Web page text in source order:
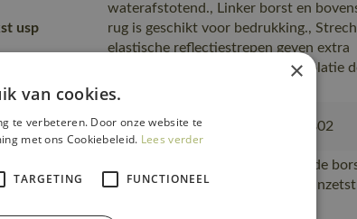
usp
waterafstotend., Linker borst en
rug is geschikt voor bedrukking.,
elastische reflectiestrepen geven extra
bewegingsvrijheid., Effectieve isolatie
00781-380, 50077-843, 18050-802
logo
Bovenaan op het rugpand en op de
product bedrukt worden (Op de
×
van cookies.
te verbeteren. Door onze website te
met ons Cookiebeleid. Lees verder
TARGETING FUNCTIONEEL